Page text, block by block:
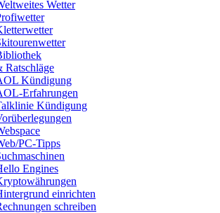
Wetter
Ratschläge
Kündigung
Erfahrungen
Kündigung
PC-Tipps
Engines
einrichten
schreiben